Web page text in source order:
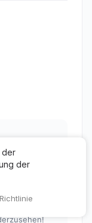
CBD"
der
der